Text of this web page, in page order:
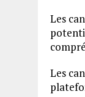
Les
Les